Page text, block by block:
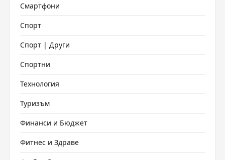
Смартфони
Спорт
Спорт | Други
Спортни
Технология
Туризъм
Финанси и Бюджет
Фитнес и Здраве